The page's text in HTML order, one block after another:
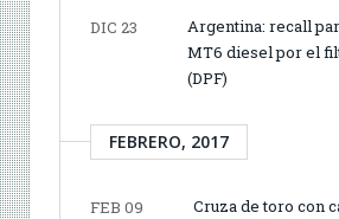
DIC 23
Argentina: recall
MT6 diesel por el
(DPF)
FEBRERO, 2017
FEB 09
Cruza de toro con